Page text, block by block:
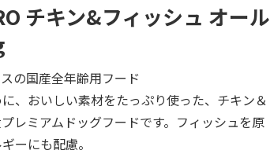
チキン&フィッシュ オール
の国産全年齢用フード
、おいしい素材をたっぷり使った、チキン＆
レミアムドッグフードです。フィッシュを原
ーにも配慮。